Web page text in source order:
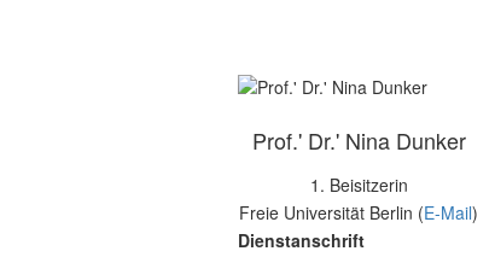
Prof.' Dr.' Nina Dunker
1. Beisitzerin
Freie Universität Berlin (E-Mail)
Dienstanschrift